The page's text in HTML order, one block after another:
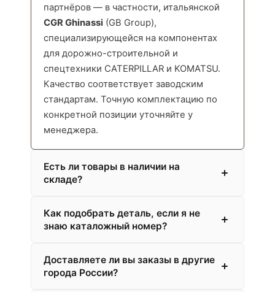
партнёров — в частности, итальянской
CGR Ghinassi (GB Group),
специализирующейся на компонентах
для дорожно-строительной и
спецтехники CATERPILLAR и KOMATSU.
Качество соответствует заводским
стандартам. Точную комплектацию по
конкретной позиции уточняйте у
менеджера.
Есть ли товары в наличии на
складе?
Как подобрать деталь, если я не
знаю каталожный номер?
Доставляете ли вы заказы в другие
города России?